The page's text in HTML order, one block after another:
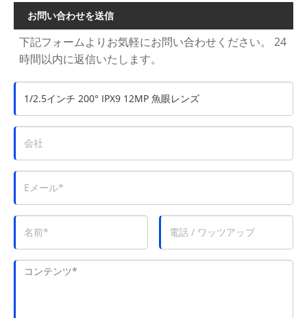
お問い合わせを送信
下記フォームよりお気軽にお問い合わせください。 24
時間以内に返信いたします。